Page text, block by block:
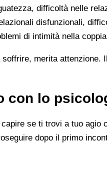
difficoltà nelle
disfunzionali,
di intimità nella coppia
merita
con lo
se ti trovi a tuo
dopo il primo